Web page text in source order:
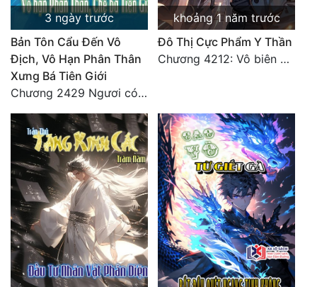
Vô Sỉ
Điềm Đạm
3 ngày trước
Bản Tôn Cẩu Đến Vô
Địch, Vô Hạn Phân Thân
Xưng Bá Tiên Giới
Chương 2429 Ngươi có tuệ nhãn? Ta có...
khoảng 1 năm trước
Đô Thị Cực Phẩm Y Thần
Chương 4212: Vô biên hắc ám